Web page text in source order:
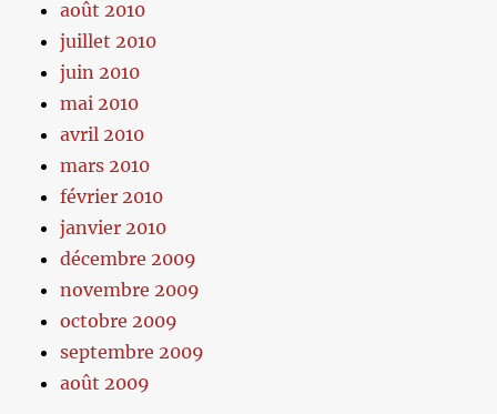
août 2010
juillet 2010
juin 2010
mai 2010
avril 2010
mars 2010
février 2010
janvier 2010
décembre 2009
novembre 2009
octobre 2009
septembre 2009
août 2009